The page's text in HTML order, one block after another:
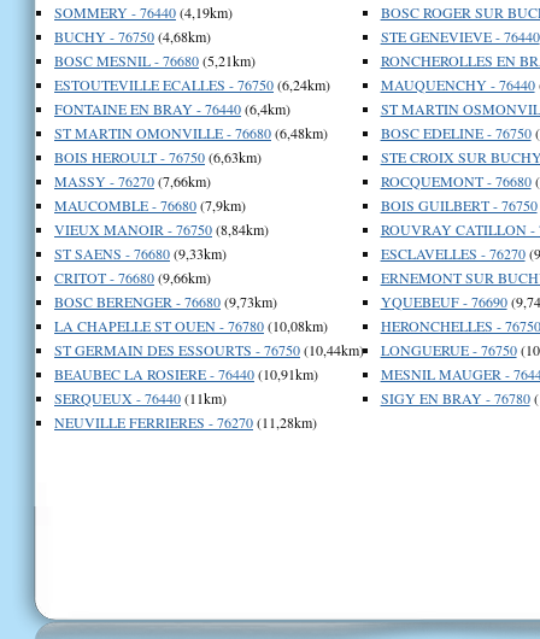
SOMMERY - 76440(4,19km)
BUCHY - 76750(4,68km)
BOSC MESNIL - 76680(5,21km)
ESTOUTEVILLE ECALLES - 76750(6,24km)
FONTAINE EN BRAY - 76440(6,4km)
ST MARTIN OMONVILLE - 76680(6,48km)
BOIS HEROULT - 76750(6,63km)
MASSY - 76270(7,66km)
MAUCOMBLE - 76680(7,9km)
VIEUX MANOIR - 76750(8,84km)
ST SAENS - 76680(9,33km)
CRITOT - 76680(9,66km)
BOSC BERENGER - 76680(9,73km)
LA CHAPELLE ST OUEN - 76780(10,08km)
ST GERMAIN DES ESSOURTS - 76750(10,44km)
BEAUBEC LA ROSIERE - 76440(10,91km)
SERQUEUX - 76440(11km)
NEUVILLE FERRIERES - 76270(11,28km)
BOSC ROGER SUR
STE GENEVIEVE - 76440
RONCHEROLLES EN
MAUQUENCHY - 76440
ST MARTIN
BOSC EDELINE - 76750
STE CROIX SUR
ROCQUEMONT - 76680
BOIS GUILBERT - 76750
ROUVRAY CATILLON -
ESCLAVELLES - 76270
ERNEMONT SUR
YQUEBEUF - 76690
HERONCHELLES - 76750
LONGUERUE - 76750
MESNIL MAUGER -
SIGY EN BRAY - 76780